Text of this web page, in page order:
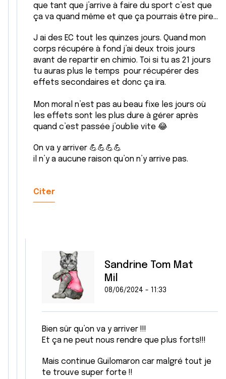
que tant que j’arrive à faire du sport c’est que
ça va quand même et que ça pourrais être pire…
J ai des EC tout les quinzes jours. Quand mon
corps récupére à fond j’ai deux trois jours
avant de repartir en chimio. Toi si tu as 21 jours
tu auras plus le temps pour récupérer des
effets secondaires et donc ça ira.
Mon moral n’est pas au beau fixe les jours où
les effets sont les plus dure à gérer après
quand c’est passée j’oublie vite 😂
On va y arriver 💪💪💪💪
il n’y a aucune raison qu’on n’y arrive pas.
Citer
Sandrine Tom Mat
Mil
08/06/2024 - 11:33
Bien sûr qu’on va y arriver !!!
Et ça ne peut nous rendre que plus forts!!!
Mais continue Guilomaron car malgré tout je
te trouve super forte !!